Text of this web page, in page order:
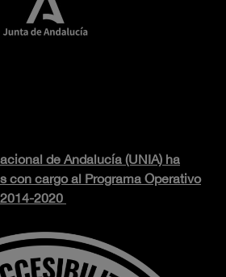
de Andalucía (UNIA) ha
con cargo al Programa Operativo
2020